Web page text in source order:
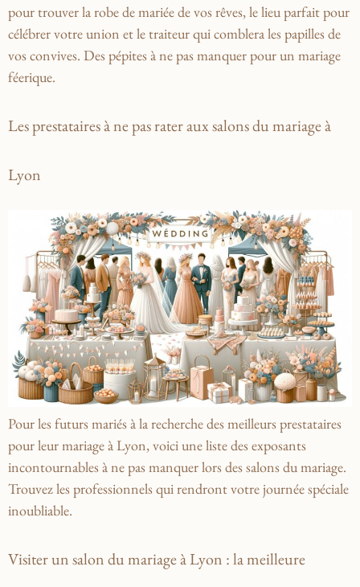
pour trouver la robe de mariée de vos rêves, le lieu parfait pour
célébrer votre union et le traiteur qui comblera les papilles de
vos convives. Des pépites à ne pas manquer pour un mariage
féerique.
Les prestataires à ne pas rater aux salons du mariage à
Lyon
Pour les futurs mariés à la recherche des meilleurs prestataires
pour leur mariage à Lyon, voici une liste des exposants
incontournables à ne pas manquer lors des salons du mariage.
Trouvez les professionnels qui rendront votre journée spéciale
inoubliable.
Visiter un salon du mariage à Lyon : la meilleure